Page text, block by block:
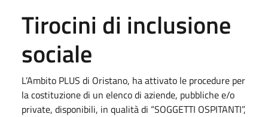
Tirocini di inclusione
sociale
L’Ambito PLUS di Oristano, ha attivato le procedure per
la costituzione di un elenco di aziende, pubbliche e/o
private, disponibili, in qualità di “SOGGETTI OSPITANTI”,